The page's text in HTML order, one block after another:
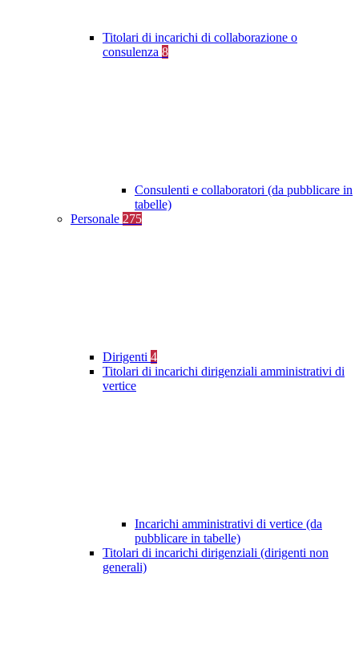
Titolari di incarichi di collaborazione o
consulenza 8
Consulenti e collaboratori (da pubblicare in
tabelle)
Personale 275
Dirigenti 4
Titolari di incarichi dirigenziali amministrativi di
vertice
Incarichi amministrativi di vertice (da
pubblicare in tabelle)
Titolari di incarichi dirigenziali (dirigenti non
generali)